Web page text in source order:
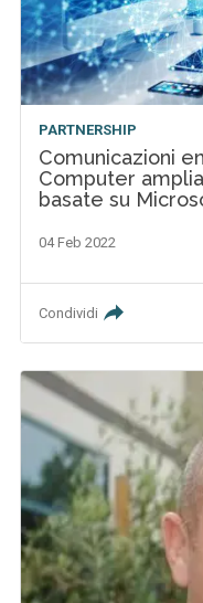
PARTNERSHIP
Comunicazioni
Computer
basate su
04 Feb 2022
Condividi